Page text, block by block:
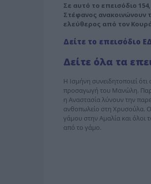
Σε αυτό το επεισόδιο
Στέφανος ανακοινώνουν
ελεύθερος από τον
Δείτε το επεισόδιο
Δείτε όλα τα
Η Ισμήνη συνειδητοποιεί
προσαγωγή του Μανώλη.
η Αναστασία λύνουν την
ανθοπωλείο στη Χρυσούλα.
γάμου στην Αμαλία και όλοι
από το γάμο.